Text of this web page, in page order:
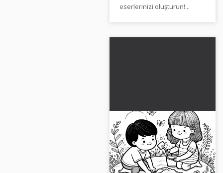
eserlerinizi oluşturun!...
Çocuklar kum
havuzunda çukur
kazıyor – Ücretsiz
boyama sayfası
Kum havuzunda
oynamaktan sanat eserine –